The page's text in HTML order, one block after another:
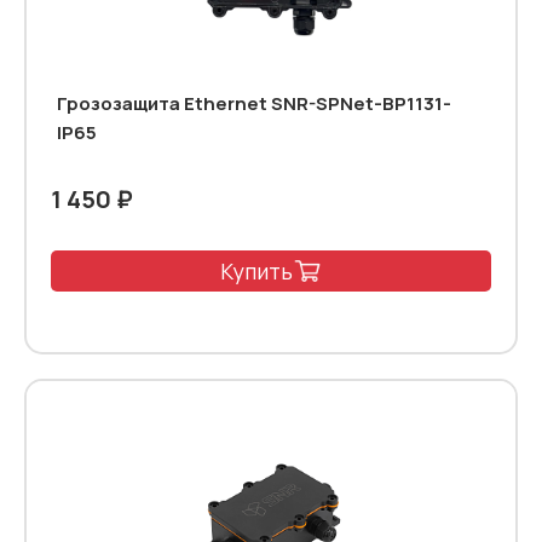
Грозозащита Ethernet SNR-SPNet-BP1131-
IP65
1 450 ₽
Купить